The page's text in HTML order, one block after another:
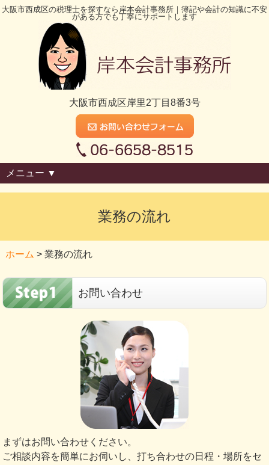
大阪市西成区の税理士を探すなら岸本会計事務所｜簿記や会計の知識に不安
がある方でも丁寧にサポートします
大阪市西成区岸里2丁目8番3号
メニュー ▼
業務の流れ
ホーム > 業務の流れ
お問い合わせ
まずはお問い合わせください。
ご相談内容を簡単にお伺いし、打ち合わせの日程・場所をセ